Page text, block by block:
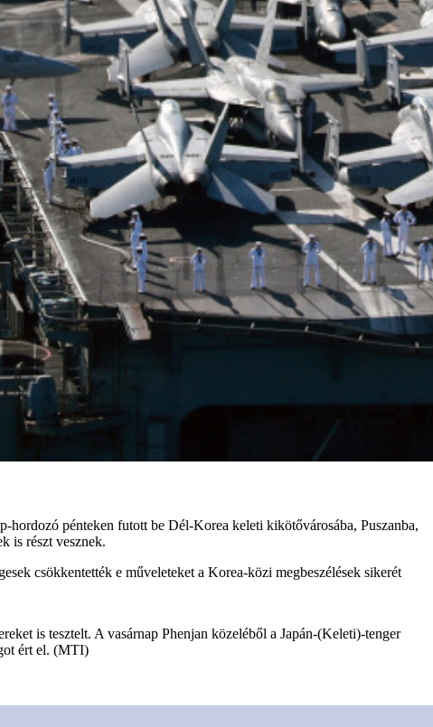
hordozó pénteken futott be Dél-Korea keleti kikötővárosába, Puszanba,
is részt vesznek.
csökkentették e műveleteket a Korea-közi megbeszélések sikerét
is tesztelt. A vasárnap Phenjan közeléből a Japán-(Keleti)-tenger
ért el. (MTI)